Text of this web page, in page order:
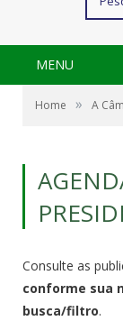
por:
MENU
Home » A
Consulte as
conforme sua
busca/filtro.